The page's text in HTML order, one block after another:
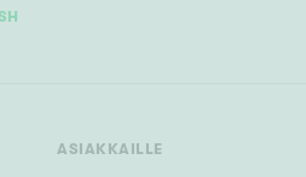
ASIAKKAILLE